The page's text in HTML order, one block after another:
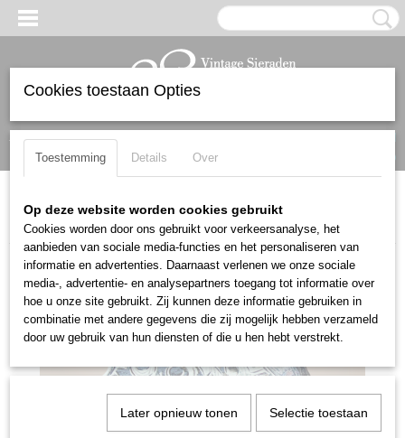
Inloggen Registreren
(0)
Home >Cool & collected>Diversen> Zeldzaam Russisch 1899-
1908 ANTIEK zilveren niello belt buckle riem gesp
Cookies toestaan Opties
Toestemming Details Over
Op deze website worden cookies gebruikt
Cookies worden door ons gebruikt voor verkeersanalyse, het
aanbieden van sociale media-functies en het personaliseren van
informatie en advertenties. Daarnaast verlenen we onze sociale
media-, advertentie- en analysepartners toegang tot informatie over
hoe u onze site gebruikt. Zij kunnen deze informatie gebruiken in
combinatie met andere gegevens die zij mogelijk hebben verzameld
door uw gebruik van hun diensten of die u hen hebt verstrekt.
Later opnieuw tonen Selectie toestaan